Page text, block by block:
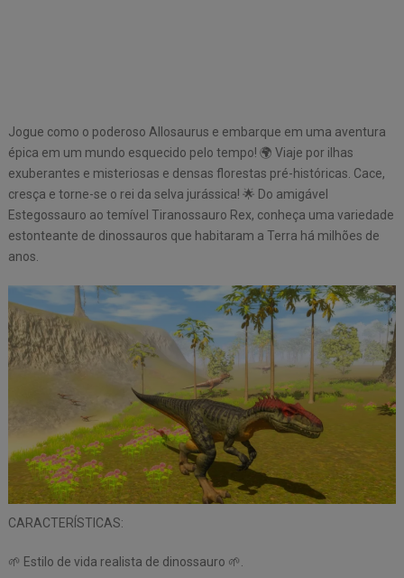
Jogue como o poderoso Allosaurus e embarque em uma aventura
épica em um mundo esquecido pelo tempo! 🌍 Viaje por ilhas
exuberantes e misteriosas e densas florestas pré-históricas. Cace,
cresça e torne-se o rei da selva jurássica! 🌟 Do amigável
Estegossauro ao temível Tiranossauro Rex, conheça uma variedade
estonteante de dinossauros que habitaram a Terra há milhões de
anos.
CARACTERÍSTICAS:
🌱 Estilo de vida realista de dinossauro 🌱.